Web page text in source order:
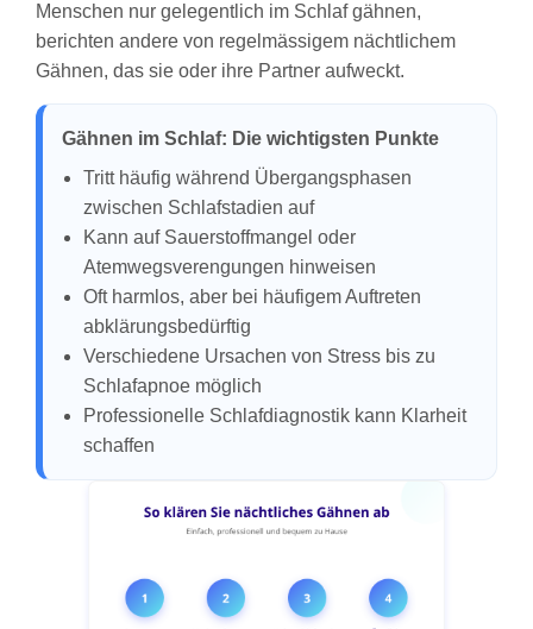
Menschen nur gelegentlich im Schlaf gähnen,
berichten andere von regelmässigem nächtlichem
Gähnen, das sie oder ihre Partner aufweckt.
Gähnen im Schlaf: Die wichtigsten Punkte
Tritt häufig während Übergangsphasen
zwischen Schlafstadien auf
Kann auf Sauerstoffmangel oder
Atemwegsverengungen hinweisen
Oft harmlos, aber bei häufigem Auftreten
abklärungsbedürftig
Verschiedene Ursachen von Stress bis zu
Schlafapnoe möglich
Professionelle Schlafdiagnostik kann Klarheit
schaffen